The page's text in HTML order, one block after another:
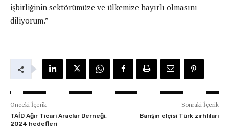
işbirliğinin sektörümüze ve ülkemize hayırlı olmasını
diliyorum.”
Önceki İçerik
TAİD Ağır Ticari Araçlar Derneği,
2024 hedefleri
Sonraki İçerik
Barışın elçisi Türk zırhlıları